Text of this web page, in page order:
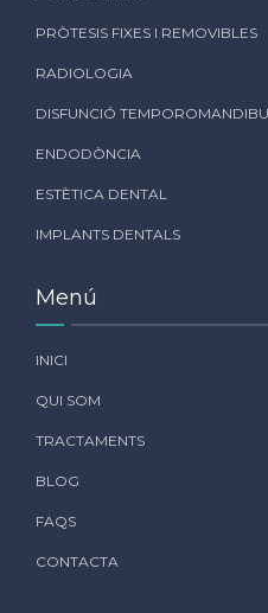
PRÒTESIS FIXES I REMOVIBLES
RADIOLOGIA
DISFUNCIÓ
ENDODÒNCIA
ESTÈTICA DENTAL
IMPLANTS DENTALS
Menú
INICI
QUI SOM
TRACTAMENTS
BLOG
FAQS
CONTACTA